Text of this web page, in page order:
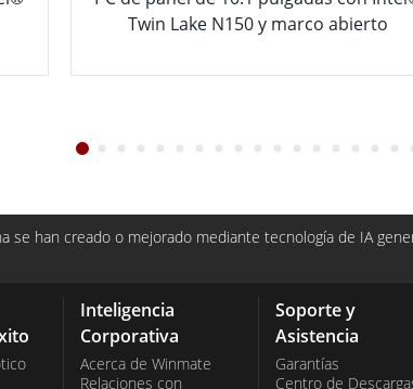
Twin Lake N150 y marco abierto
se han creado o mejorado mediante tecnología de IA
Inteligencia
Corporativa
Acerca de Winmate
Relaciones con
Soporte y
Asistencia
Garantías
Centro de